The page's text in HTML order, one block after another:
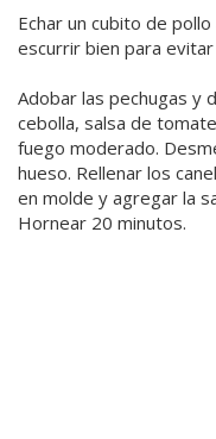
Echar un cubito de
escurrir bien para
Adobar las pechugas y
cebolla, salsa de
fuego moderado.
hueso. Rellenar los
en molde y agregar la
Hornear 20 minutos.